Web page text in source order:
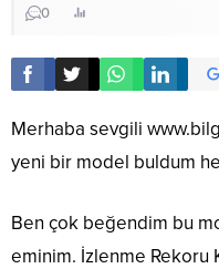
0
Merhaba sevgili
yeni bir model buldum
Ben çok beğendim bu
eminim. İzlenme Rekoru